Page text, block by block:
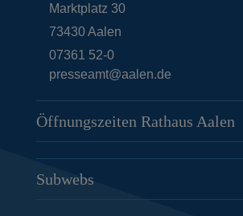
Marktplatz 30
73430Aalen
07361 52-0
presseamt@aalen.de
Öffnungszeiten Rathaus Aalen
Subwebs